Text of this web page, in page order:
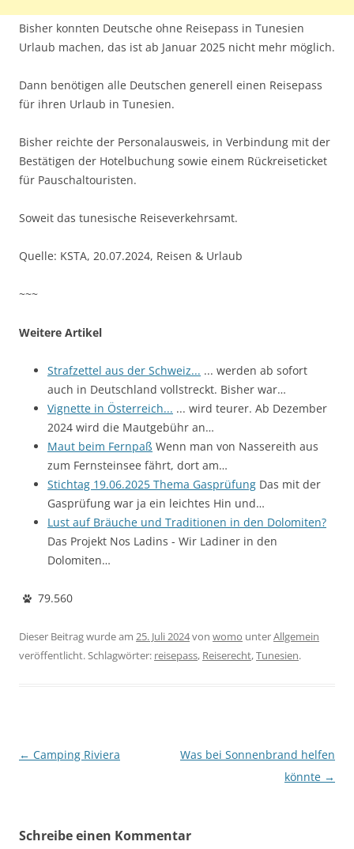
Bisher konnten Deutsche ohne Reisepass in Tunesien
Urlaub machen, das ist ab Januar 2025 nicht mehr möglich.
Dann benötigen alle Deutschen generell einen Reisepass
für ihren Urlaub in Tunesien.
Bisher reichte der Personalausweis, in Verbindung mit der
Bestätigen der Hotelbuchung sowie einem Rückreiseticket
für Pauschaltouristen.
Soweit das tunesische Reiseverkehrsamt.
Quelle: KSTA, 20.07.2024, Reisen & Urlaub
~~~
Weitere Artikel
Strafzettel aus der Schweiz... ... werden ab sofort
auch in Deutschland vollstreckt. Bisher war…
Vignette in Österreich... ... wird teurer. Ab Dezember
2024 wird die Mautgebühr an…
Maut beim Fernpaß Wenn man von Nassereith aus
zum Fernsteinsee fährt, dort am…
Stichtag 19.06.2025 Thema Gasprüfung Das mit der
Gasprüfung war ja ein leichtes Hin und…
Lust auf Bräuche und Traditionen in den Dolomiten?
Das Projekt Nos Ladins - Wir Ladiner in den
Dolomiten…
79.560
Dieser Beitrag wurde am 25. Juli 2024von womo unterAllgemein
veröffentlicht. Schlagwörter: reisepass, Reiserecht,Tunesien.
Beitragsnavigation
← Camping Riviera
Was bei Sonnenbrand helfen
könnte →
Schreibe einen Kommentar